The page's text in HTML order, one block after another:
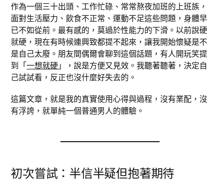
作為一個三十出頭、工作忙碌、常常熬夜加班的上班族，
面對生活壓力、飲食不正常、運動不足這些問題，身體早
已不如從前。最有感的，莫過於性能力的下滑。以前說硬
就硬，現在有時候連興致都提不起來，讓我開始懷疑是不
是自己太廢。朋友間偶爾會聊到這個話題，有人開玩笑提
到「一想就硬」，說是方便又見效。我聽著聽著，決定自
己試試看，反正也沒什麼好失去的。
這篇文章，就是我的真實使用心得與過程，沒有業配，沒
有浮誇，就單純一個普通男人的體驗。
初次嘗試：半信半疑但抱著期待